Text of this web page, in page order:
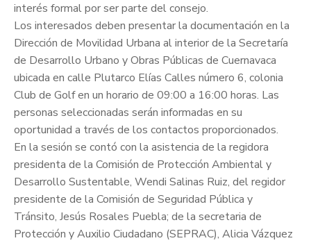
interés formal por ser parte del consejo.
Los interesados deben presentar la documentación en la
Dirección de Movilidad Urbana al interior de la Secretaría
de Desarrollo Urbano y Obras Públicas de Cuernavaca
ubicada en calle Plutarco Elías Calles número 6, colonia
Club de Golf en un horario de 09:00 a 16:00 horas. Las
personas seleccionadas serán informadas en su
oportunidad a través de los contactos proporcionados.
En la sesión se contó con la asistencia de la regidora
presidenta de la Comisión de Protección Ambiental y
Desarrollo Sustentable, Wendi Salinas Ruiz, del regidor
presidente de la Comisión de Seguridad Pública y
Tránsito, Jesús Rosales Puebla; de la secretaria de
Protección y Auxilio Ciudadano (SEPRAC), Alicia Vázquez